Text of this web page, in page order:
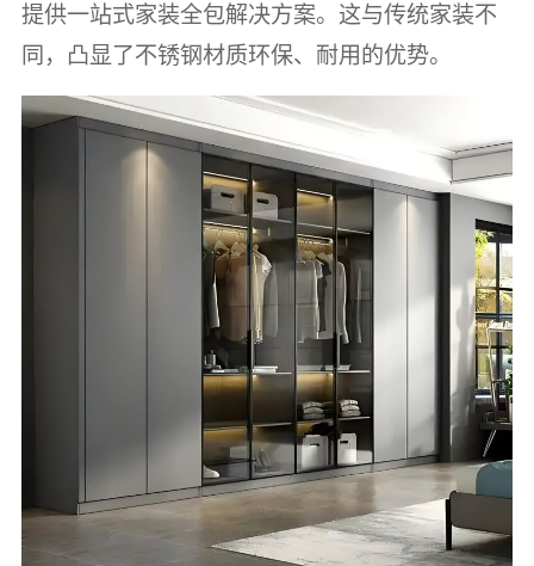
提供一站式家装全包解决方案。这与传统家装不
同，凸显了不锈钢材质环保、耐用的优势。